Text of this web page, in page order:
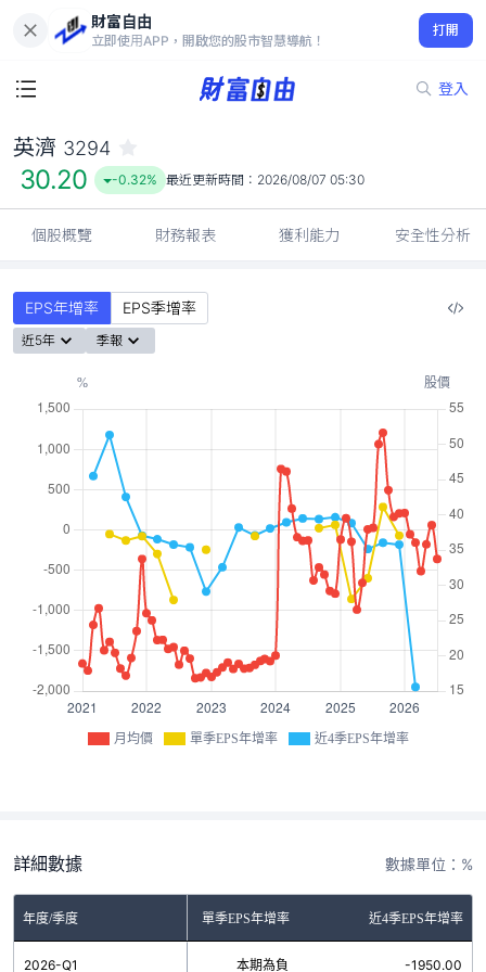
財富自由
立即使用APP，開啟您的股市智慧導航！
打開
登入
30.20
-0.32%
英濟 3294
30.20 -0.32% 最近更新時間： 2026/08/07 05:30
個股概覽 財務報表 獲利能力 安全性分析
EPS年增率 EPS季增率
近5年 季報
月均價 單季EPS年增率 近4季EPS年增率
詳細數據 數據單位：%
年度/季度 單季EPS年增率 近4季EPS年增率
2026-Q1 本期為負 -1950.00